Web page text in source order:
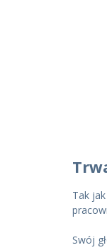
Tak
Swój